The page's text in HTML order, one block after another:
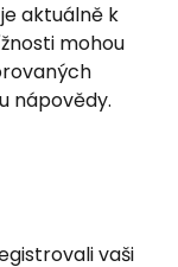
aktuálně k
mohou
nápovědy.
vaši